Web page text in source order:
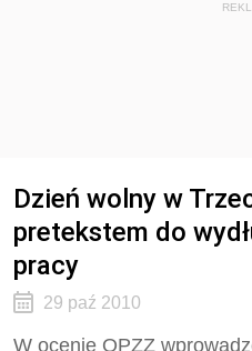
Dzień wolny w
pretekstem do
pracy
29 paź 2010
W ocenie OPZZ